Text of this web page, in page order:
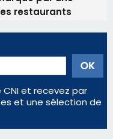
de limites…
par une
restaurants
et recevez par
et une sélection de